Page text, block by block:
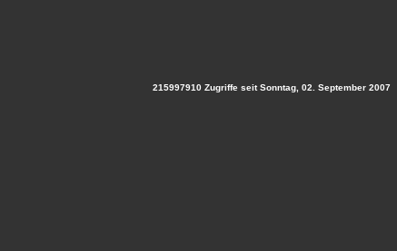
215997910 Zugriffe seit Sonntag, 02. September 2007